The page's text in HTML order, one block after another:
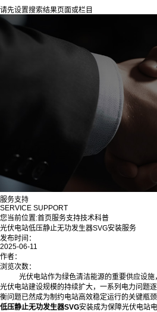
请先设置搜索结果页面或栏目
服务支持
SERVICE SUPPORT
您当前位置:首页服务支持技术科普
光伏电站低压静止无功发生器SVG安装服务
发布时间：
2025-06-11
作者：
浏览次数：
光伏电站作为绿色清洁能源的重要供应设
光伏电站建设规模的持续扩大，一系列电力问题
衡问题已然成为制约电站高效稳定运行的关键瓶
低压静止无功发生器SVG安装成为保障光伏电站